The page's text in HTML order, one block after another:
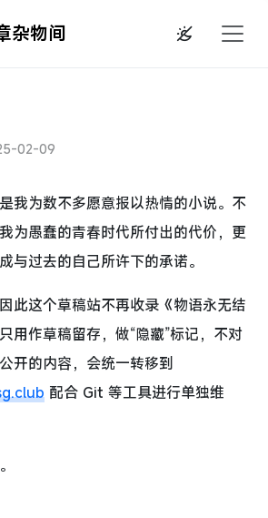
杂物间
02-09
我为数不多愿意报以热情的小说。不
为愚蠢的青春时代所付出的代价，更
与过去的自己所许下的承诺。
此这个草稿站不再收录《物语永无结
用作草稿留存，做“隐藏”标记，不对
开的内容，会统一转移到
配合 Git 等工具进行单独维